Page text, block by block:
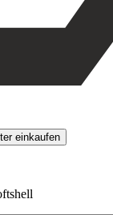
einkaufen